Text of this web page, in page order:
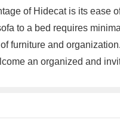
of Hidecat is its ease
to a bed requires
furniture and
an organized and